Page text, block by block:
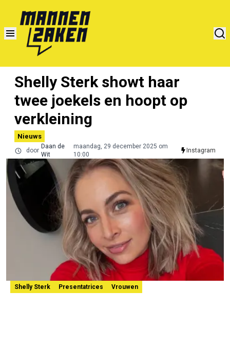
Shelly Sterk showt haar
twee joekels en hoopt op
verkleining
Nieuws
door
Daan de
Wit
maandag, 29 december 2025 om
10:00
Instagram
Shelly Sterk Presentatrices Vrouwen